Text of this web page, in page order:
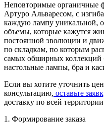
Неповторимые органичные
Артуро Альваресом, с
каждую лампу уникальной,
объемы, которые кажутся
постоянной эволюции и
по складкам, по которым
самых обширных коллекций
настольные лампы, бра и
Если вы хотите уточнить
консультацию, оставьте
доставку по всей
1. Формирование заказа